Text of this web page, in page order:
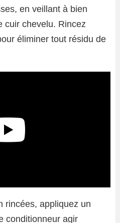
en veillant à bien
cuir chevelu. Rincez
éliminer tout résidu de
rincées, appliquez un
conditionneur agir